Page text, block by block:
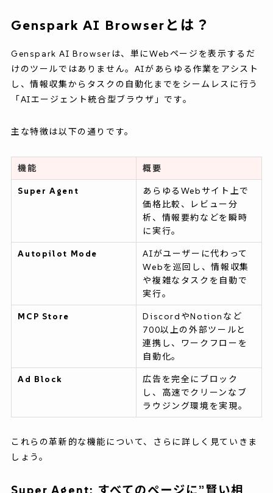
Genspark AI Browserとは？
Genspark AI Browserは、単にWebページを表示するだ
けのツールではありません。AIがあらゆる作業をアシスト
し、情報収集からタスクの自動化までをシームレスに行う
「AIエージェント統合型ブラウザ」です。
主な特徴は以下の通りです。
機能 概要
Super Agent
あらゆるWebサイト上で
価格比較、レビュー分
析、情報要約などを瞬時
に実行。
Autopilot Mode
AIがユーザーに代わって
Webを巡回し、情報収集
や複雑なタスクを自動で
実行。
MCP Store
DiscordやNotionなど
700以上の外部ツールと
連携し、ワークフローを
自動化。
Ad Block
広告を完全にブロック
し、高速でクリーンなブ
ラウジング環境を実現。
これらの革新的な機能について、さらに詳しく見ていきま
しょう。
Super Agent: すべてのページに”賢い相